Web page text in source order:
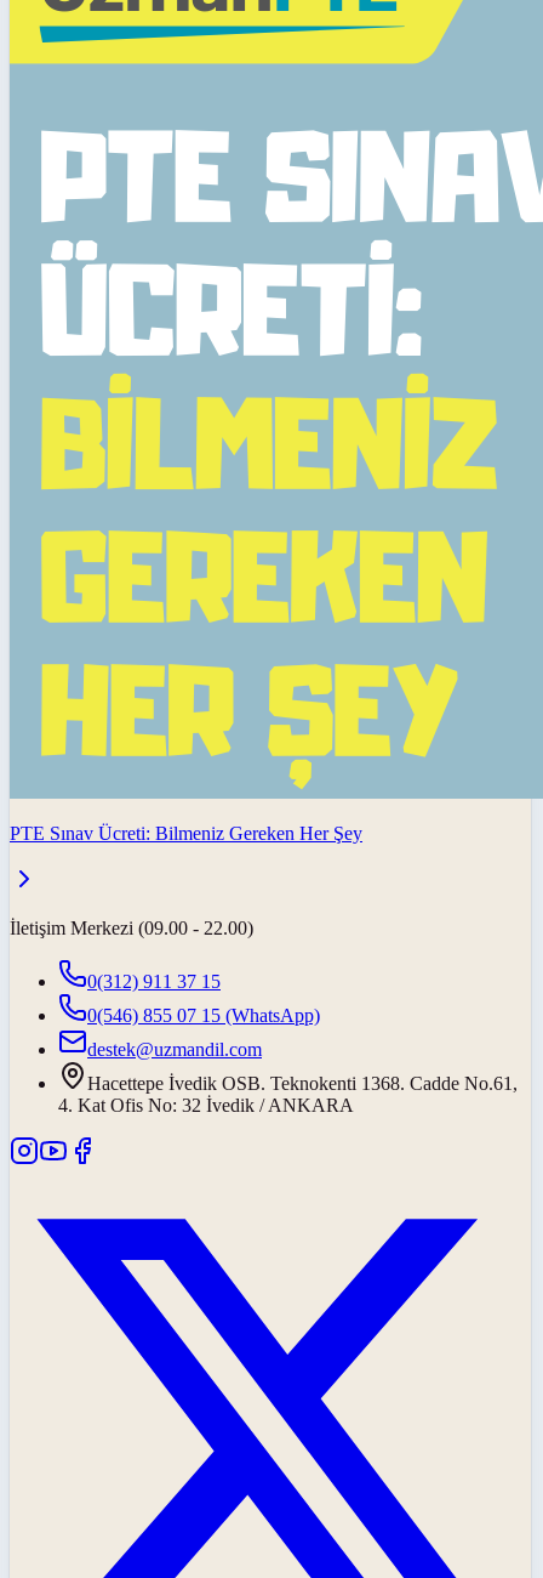
PTE Sınav Ücreti: Bilmeniz Gereken Her Şey
İletişim Merkezi (09.00 - 22.00)
0(312) 911 37 15
0(546) 855 07 15 (WhatsApp)
destek@uzmandil.com
Hacettepe İvedik OSB. Teknokenti 1368. Cadde No.61,
4. Kat Ofis No: 32 İvedik / ANKARA